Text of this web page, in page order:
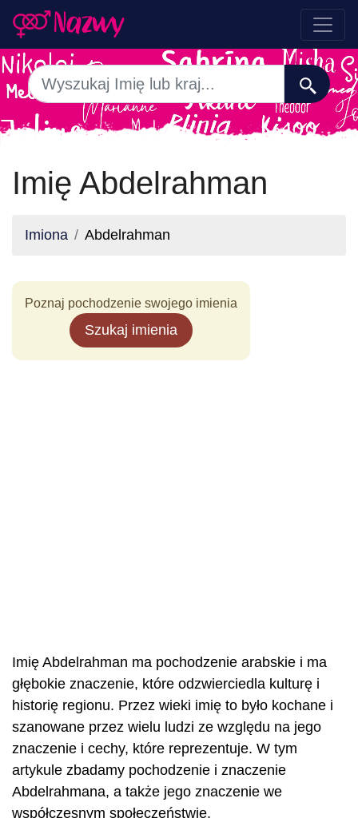
Imię Abdelrahman
Imiona Abdelrahman
Poznaj pochodzenie swojego imienia
Szukaj imienia
Imię Abdelrahman ma pochodzenie arabskie i ma
głębokie znaczenie, które odzwierciedla kulturę i
historię regionu. Przez wieki imię to było kochane i
szanowane przez wielu ludzi ze względu na jego
znaczenie i cechy, które reprezentuje. W tym
artykule zbadamy pochodzenie i znaczenie
Abdelrahmana, a także jego znaczenie we
współczesnym społeczeństwie.